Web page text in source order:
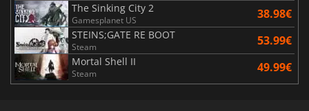
The Sinking City 2
Gamesplanet US 38.98€
STEINS;GATE RE BOOT
Steam 53.99€
Mortal Shell II
Steam 49.99€